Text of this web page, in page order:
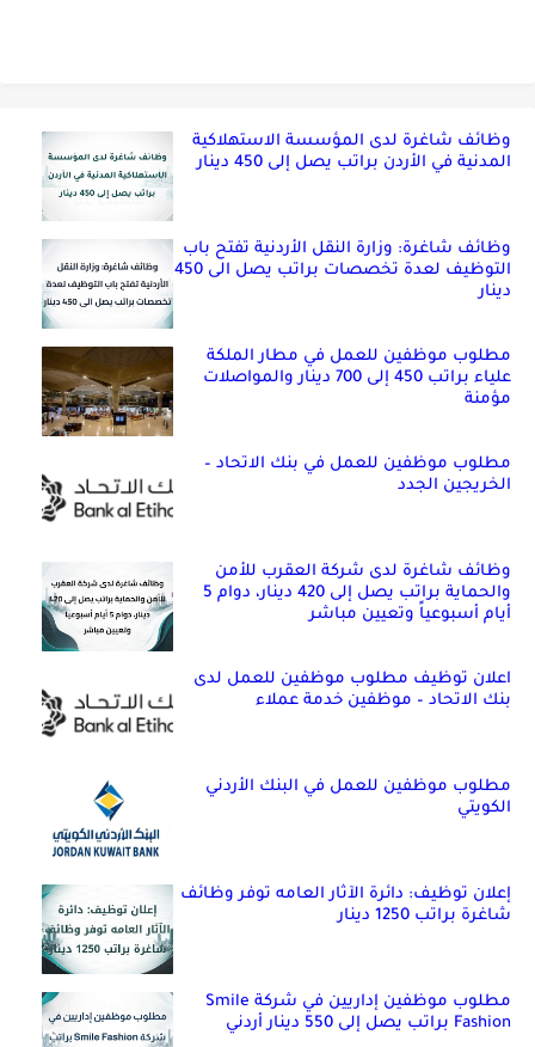
وظائف شاغرة لدى المؤسسة الاستهلاكية
المدنية في الأردن براتب يصل إلى 450 دينار
وظائف شاغرة: وزارة النقل الأردنية تفتح باب
التوظيف لعدة تخصصات براتب يصل الى 450
دينار
مطلوب موظفين للعمل في مطار الملكة
علياء براتب 450 إلى 700 دينار والمواصلات
مؤمنة
مطلوب موظفين للعمل في بنك الاتحاد –
الخريجين الجدد
وظائف شاغرة لدى شركة العقرب للأمن
والحماية براتب يصل إلى 420 دينار، دوام 5
أيام أسبوعياً وتعيين مباشر
اعلان توظيف مطلوب موظفين للعمل لدى
بنك الاتحاد – موظفين خدمة عملاء
مطلوب موظفين للعمل في البنك الأردني
الكويتي
إعلان توظيف: دائرة الآثار العامه توفر وظائف
شاغرة براتب 1250 دينار
مطلوب موظفين إداريين في شركة Smile
Fashion براتب يصل إلى 550 دينار أردني